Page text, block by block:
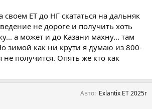
ET до НГ скататься на дальняк
не дороге и получить хоть
а может и до Казани махну... там
зимой как ни крути я думаю из 800-
получится. Опять же кто как
Авто Exlantix ET 2025г